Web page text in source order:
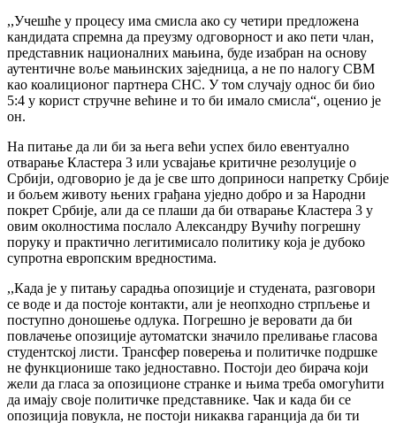
,,Учешће у процесу има смисла ако су четири предложена
кандидата спремна да преузму одговорност и ако пети члан,
представник националних мањина, буде изабран на основу
аутентичне воље мањинских заједница, а не по налогу СВМ
као коалиционог партнера СНС. У том случају однос би био
5:4 у корист стручне већине и то би имало смисла“, оценио је
он.
На питање да ли би за њега већи успех било евентуално
отварање Кластера 3 или усвајање критичне резолуције о
Србији, одговорио је да је све што доприноси напретку Србије
и бољем животу њених грађана уједно добро и за Народни
покрет Србије, али да се плаши да би отварање Кластера 3 у
овим околностима послало Александру Вучићу погрешну
поруку и практично легитимисало политику која је дубоко
супротна европским вредностима.
,,Када је у питању сарадња опозиције и студената, разговори
се воде и да постоје контакти, али је неопходно стрпљење и
поступно доношење одлука. Погрешно је веровати да би
повлачење опозиције аутоматски значило преливање гласова
студентској листи. Трансфер поверења и политичке подршке
не функционише тако једноставно. Постоји део бирача који
жели да гласа за опозиционе странке и њима треба омогућити
да имају своје политичке представнике. Чак и када би се
опозиција повукла, не постоји никаква гаранција да би ти